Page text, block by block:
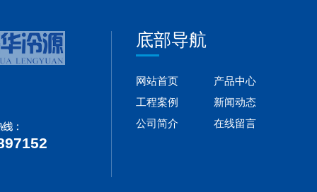
底部导航
网站首页
产品中心
工程案例
新闻动态
公司简介
在线留言